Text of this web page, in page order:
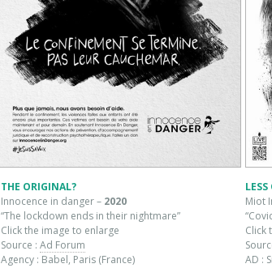
THE ORIGINAL?
Innocence in danger – 2020
“The lockdown ends in their nightmare”
Click the image to enlarge
Source : Ad Forum
Agency : Babel, Paris (France)
Miot
Click
AD :